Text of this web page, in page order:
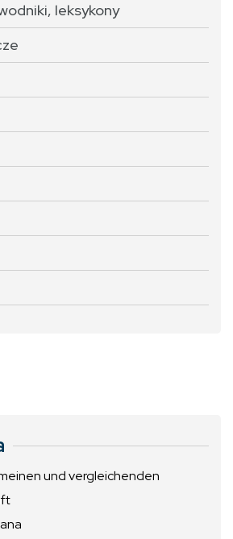
leksykony
und vergleichenden